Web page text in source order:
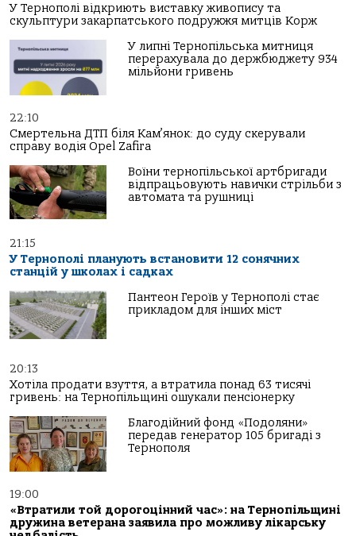
У Тернополі відкриють виставку живопису та
скульптури закарпатського подружжя митців Корж
У липні Тернопільська митниця
перерахувала до держбюджету 934
мільйони гривень
22:10
Смертельна ДТП біля Кам’янок: до суду скерували
справу водія Opel Zafira
Воїни тернопільської артбригади
відпрацьовують навички стрільби з
автомата та рушниці
21:15
У Тернополі планують встановити 12 сонячних
станцій у школах і садках
Пантеон Героїв у Тернополі стає
прикладом для інших міст
20:13
Хотіла продати взуття, а втратила понад 63 тисячі
гривень: на Тернопільщині ошукали пенсіонерку
Благодійний фонд «Подоляни»
передав генератор 105 бригаді з
Тернополя
19:00
«Втратили той дорогоцінний час»: на Тернопільщині
дружина ветерана заявила про можливу лікарську